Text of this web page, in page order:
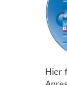
Hier